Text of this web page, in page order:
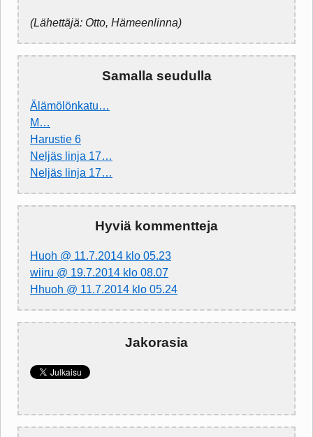
(Lähettäjä: Otto, Hämeenlinna)
Samalla seudulla
Älämölönkatu…
M…
Harustie 6
Neljäs linja 17…
Neljäs linja 17…
Hyviä kommentteja
Huoh @ 11.7.2014 klo 05.23
wiiru @ 19.7.2014 klo 08.07
Hhuoh @ 11.7.2014 klo 05.24
Jakorasia